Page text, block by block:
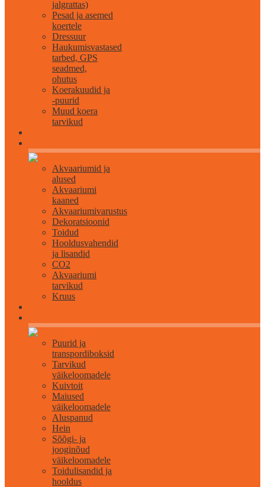
jalgrattas)
Pesad ja asemed
koertele
Dressuur
Haukumisvastased
tarbed, GPS
seadmed,
ohutus
Koerakuudid ja
-puurid
Muud koera
tarvikud
Akvaariumid ja
alused
Akvaariumi
kaaned
Akvaariumivarustus
Dekoratsioonid
Toidud
Hooldusvahendid
ja lisandid
CO2
Akvaariumi
tarvikud
Kruus
Puurid ja
transpordiboksid
Tarvikud
väikeloomadele
Kuivtoit
Maiused
väikeloomadele
Aluspanud
Hein
Sõõgi- ja
jooginõud
väikeloomadele
Toidulisandid ja
hooldus